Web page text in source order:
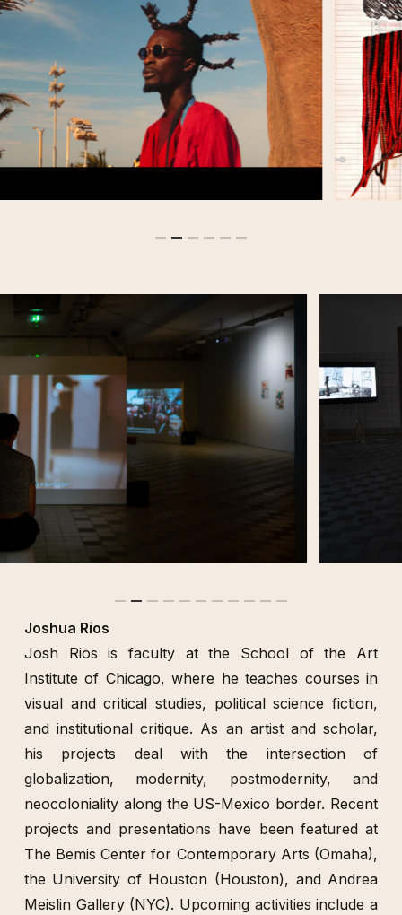
Joshua Rios
Josh Rios is faculty at the School of the Art
Institute of Chicago, where he teaches courses in
visual and critical studies, political science fiction,
and institutional critique. As an artist and scholar,
his projects deal with the intersection of
globalization, modernity, postmodernity, and
neocoloniality along the US-Mexico border. Recent
projects and presentations have been featured at
The Bemis Center for Contemporary Arts (Omaha),
the University of Houston (Houston), and Andrea
Meislin Gallery (NYC). Upcoming activities include a